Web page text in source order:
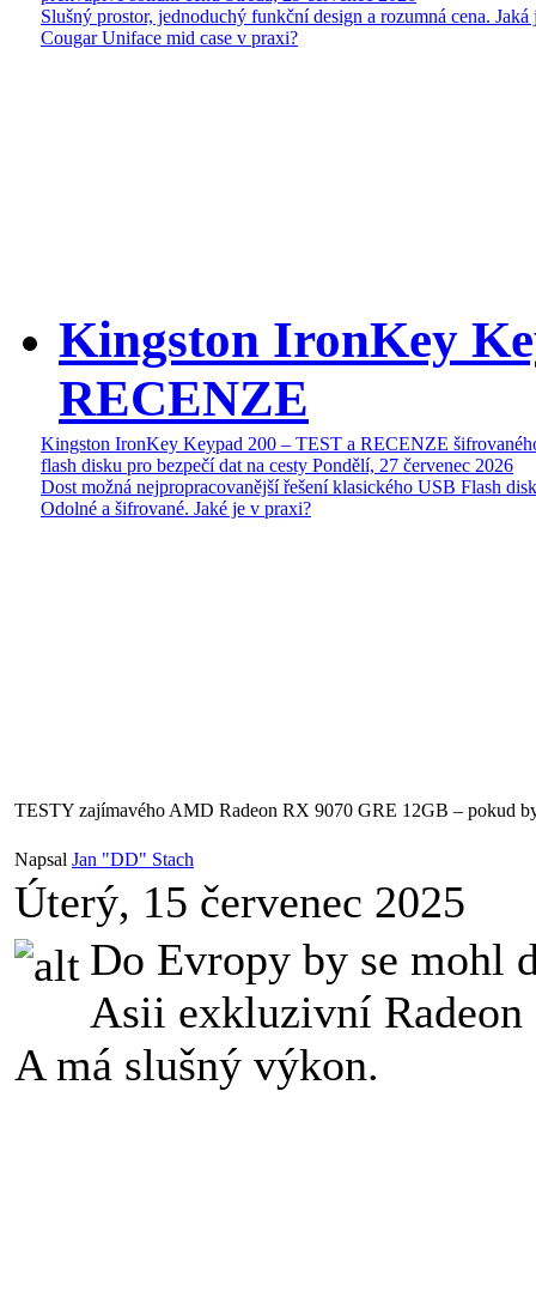
Slušný prostor, jednoduchý funkční design a rozumná cena. Jaká
Cougar Uniface mid case v praxi?
Kingston IronKey
RECENZE
Kingston IronKey Keypad 200 – TEST a RECENZE
flash disku pro bezpečí dat na cesty Pondělí, 27 červenec 2026
Dost možná nejpropracovanější řešení klasického USB Flash
Odolné a šifrované. Jaké je v praxi?
TESTY zajímavého AMD Radeon RX 9070 GRE 12GB – pokud
Napsal Jan "DD" Stach
Úterý, 15 červenec 2025
Do Evropy by se mohl
Asii exkluzivní Radeon
A má slušný výkon.